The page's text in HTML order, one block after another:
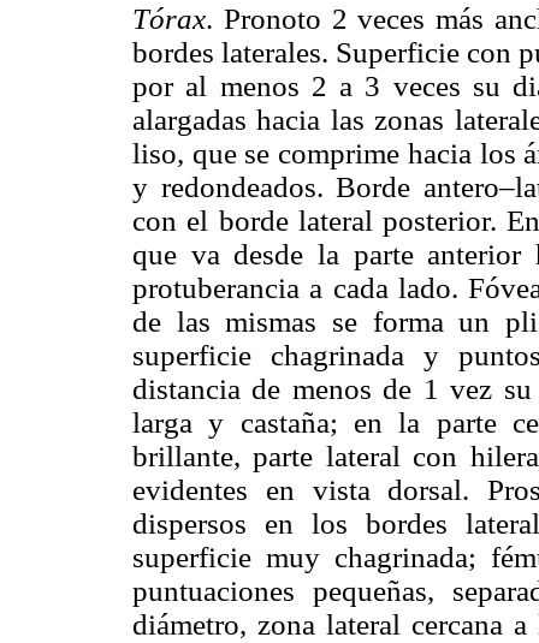
Tórax. Pronoto 2 veces más
bordes laterales. Superficie con
por al menos 2 a 3 veces su
alargadas hacia las zonas
liso, que se comprime hacia los
y redondeados. Borde
con el borde lateral posterior.
que va desde la parte
protuberancia a cada lado.
de las mismas se forma un
superficie chagrinada y
distancia de menos de 1 vez
larga y castaña; en la parte
brillante, parte lateral con
evidentes en vista dorsal.
dispersos en los bordes
superficie muy chagrinada;
puntuaciones pequeñas,
diámetro, zona lateral cercana